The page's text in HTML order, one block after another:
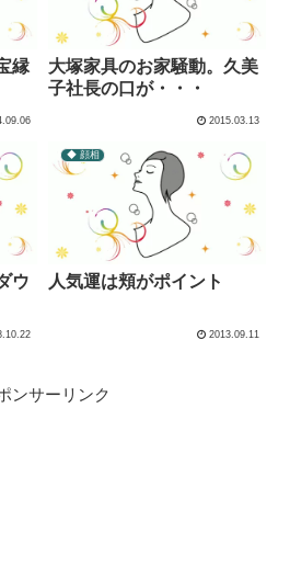
縁
大塚家具のお家騒動。久美
子社長の口が・・・
2015.03.13
ウ
◆ 顔相
人気運は頬がポイント
2013.09.11
ンサーリンク